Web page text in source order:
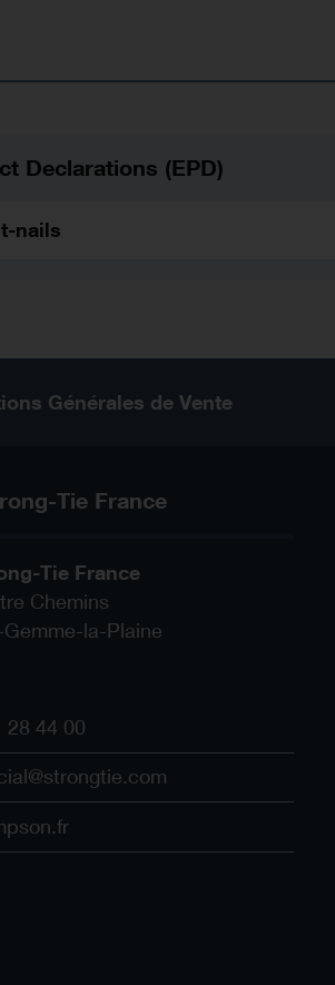
Declarations (EPD)
nails
Générales de Vente
Tie France
Tie France
Chemins
la-Plaine
28 44 00